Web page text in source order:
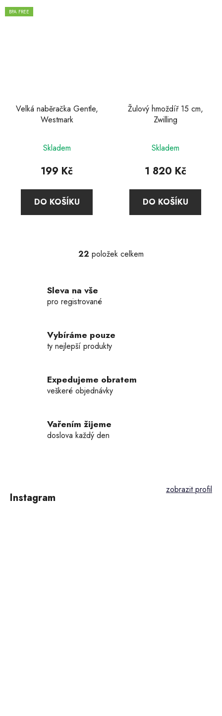
BPA FREE
Velká naběračka Gentle,
Westmark
Skladem
199 Kč
DO KOŠÍKU
Žulový hmoždíř 15 cm,
Zwilling
Skladem
1 820 Kč
DO KOŠÍKU
O
í
p
k
y
v
p
22 položek celkem
Sleva na vše
pro registrované
Vybíráme pouze
ty nejlepší produkty
Expedujeme obratem
veškeré objednávky
Vařením žijeme
doslova každý den
Instagram